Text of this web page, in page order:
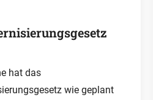
hat das
wie geplant